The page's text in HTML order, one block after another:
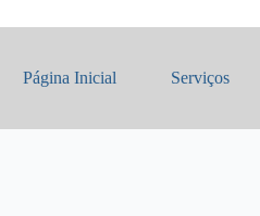
Página Inicial Serviços